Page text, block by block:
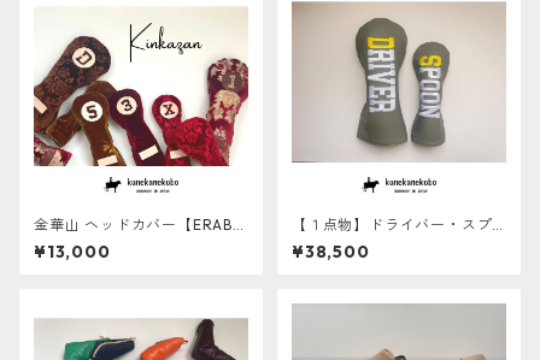
金華山 ヘッドカバー【ERABE
RU】
¥13,000
【１点物】ドライバー・スプ
ーン用ヘッドカバー『DRIVE
R・SPOON』 防水加工羊
¥38,500